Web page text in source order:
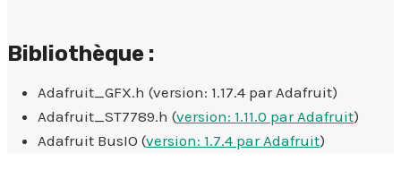
Bibliothèque :
Adafruit_GFX.h (version: 1.17.4 par Adafruit)
Adafruit_ST7789.h (version: 1.11.0 par Adafruit)
Adafruit BusIO (version: 1.7.4 par Adafruit)